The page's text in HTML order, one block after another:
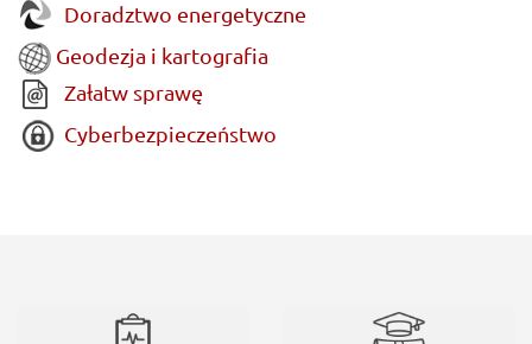
Doradztwo energetyczne
Geodezja i kartografia
Załatw sprawę
Cyberbezpieczeństwo